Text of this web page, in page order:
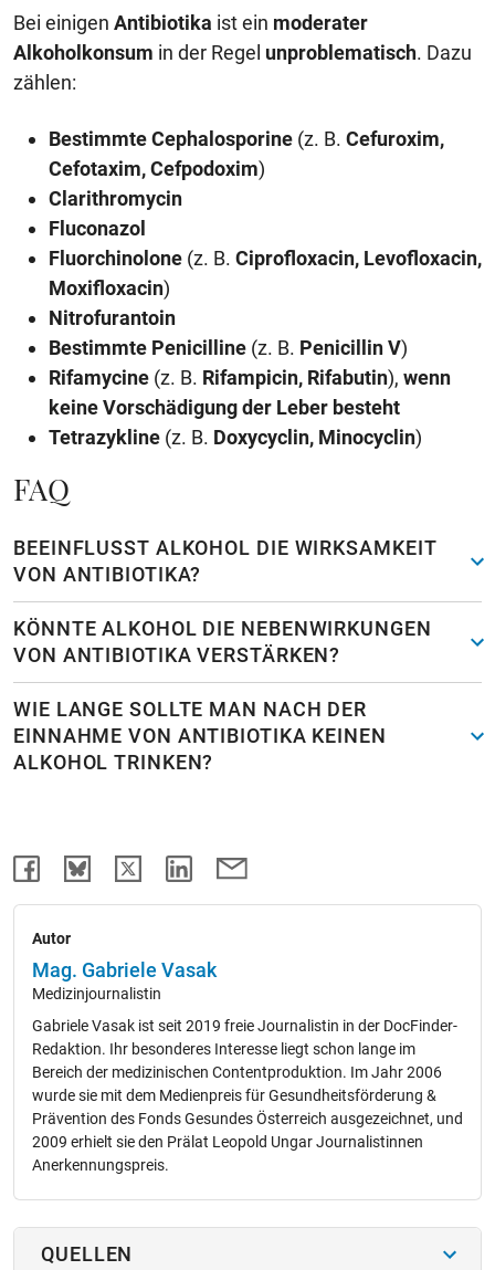
Bei einigen Antibiotika ist ein moderater
Alkoholkonsum in der Regel unproblematisch. Dazu
zählen:
Bestimmte Cephalosporine (z. B. Cefuroxim,
Cefotaxim, Cefpodoxim)
Clarithromycin
Fluconazol
Fluorchinolone (z. B. Ciprofloxacin, Levofloxacin,
Moxifloxacin)
Nitrofurantoin
Bestimmte Penicilline (z. B. Penicillin V)
Rifamycine (z. B. Rifampicin, Rifabutin), wenn
keine Vorschädigung der Leber besteht
Tetrazykline (z. B. Doxycyclin, Minocyclin)
FAQ
BEEINFLUSST ALKOHOL DIE WIRKSAMKEIT
VON ANTIBIOTIKA?
KÖNNTE ALKOHOL DIE NEBENWIRKUNGEN
VON ANTIBIOTIKA VERSTÄRKEN?
WIE LANGE SOLLTE MAN NACH DER
EINNAHME VON ANTIBIOTIKA KEINEN
ALKOHOL TRINKEN?
Autor
Mag. Gabriele Vasak
Medizinjournalistin
Gabriele Vasak ist seit 2019 freie Journalistin in der DocFinder-
Redaktion. Ihr besonderes Interesse liegt schon lange im
Bereich der medizinischen Contentproduktion. Im Jahr 2006
wurde sie mit dem Medienpreis für Gesundheitsförderung &
Prävention des Fonds Gesundes Österreich ausgezeichnet, und
2009 erhielt sie den Prälat Leopold Ungar Journalistinnen
Anerkennungspreis.
QUELLEN